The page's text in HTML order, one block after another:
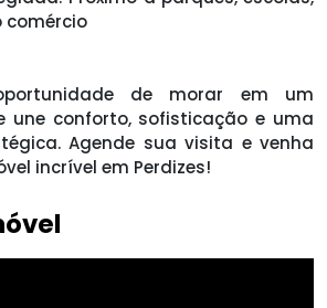
comércio
de morar em um
une conforto, sofisticação e uma
Agende sua visita e venha
incrível em Perdizes!